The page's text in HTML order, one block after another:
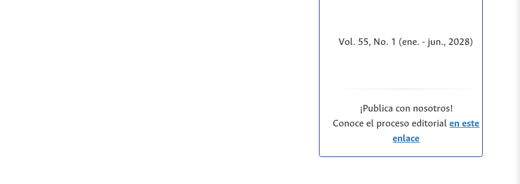
Vol. 55, No. 1 (ene. - jun., 2028)
¡Publica con nosotros!
Conoce el proceso editorialen este
enlace